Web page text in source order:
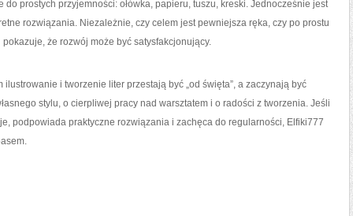
prostych przyjemności: ołówka, papieru, tuszu, kreski. Jednocześnie jest
rozwiązania. Niezależnie, czy celem jest pewniejsza ręka, czy po prostu
że rozwój może być satysfakcjonujący.
i tworzenie liter przestają być „od święta”, a zaczynają być
stylu, o cierpliwej pracy nad warsztatem i o radości z tworzenia. Jeśli
podpowiada praktyczne rozwiązania i zachęca do regularności, Elfiki777